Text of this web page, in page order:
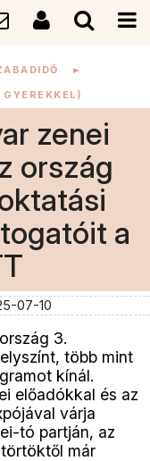
►
zenei
ország
a
07-10
3.
több mint
kínál.
előadókkal és az
várja
tó partján, az
már